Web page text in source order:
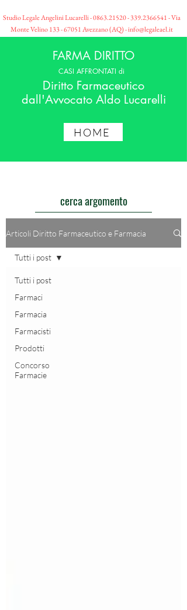
Studio Legale Angelini Lucarelli -0863.21520 - 339.2366541 - Via
Monte Velino133 - 67051Avezzano (AQ) -info@legaleael.it
FARMA DIRITTO
CASI AFFRONTATI di
Diritto Farmaceutico
dall'Avvocato Aldo Lucarelli
HOME
cerca argomento
Articoli Diritto Farmaceutico e Farmacia
Tutti i post
Farmaci
Farmacia
Farmacisti
Prodotti
Concorso
Farmacie
Tutti i post